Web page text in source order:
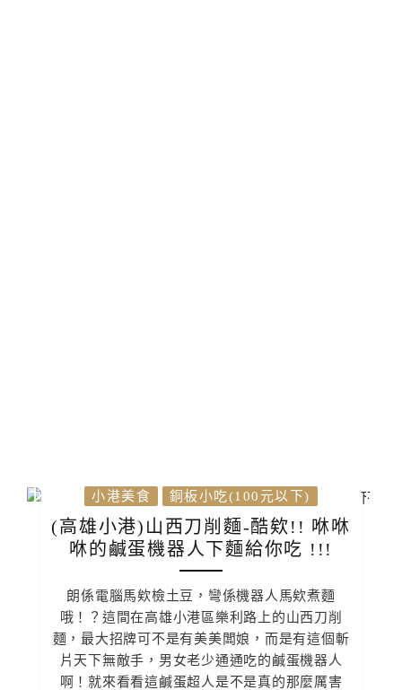
小港美食 銅板小吃(100元以下)
(高雄小港)山西刀削麵-酷欸!! 咻咻
咻的鹹蛋機器人下麵給你吃 !!!
朗係電腦馬欸檢土豆，彎係機器人馬欸煮麵
哦！？這間在高雄小港區樂利路上的山西刀削
麵，最大招牌可不是有美美闆娘，而是有這個斬
片天下無敵手，男女老少通通吃的鹹蛋機器人
啊！就來看看這鹹蛋超人是不是真的那麼厲害